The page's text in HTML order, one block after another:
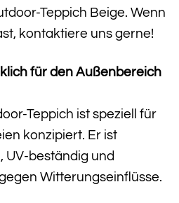
Teppich Beige. Wenn
kontaktiere uns gerne!
für den Außenbereich
Teppich ist speziell für
konzipiert. Er ist
UV-beständig und
Witterungseinflüsse.